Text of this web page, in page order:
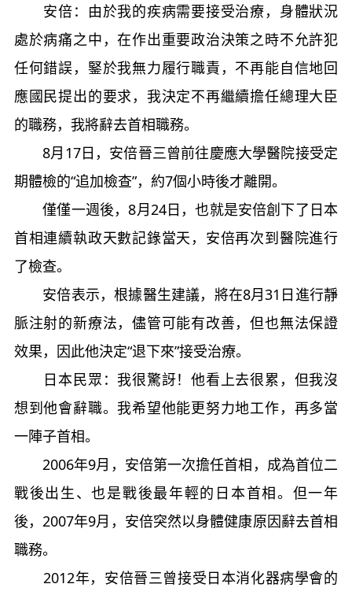
安倍：由於我的疾病需要接受治療，身體狀況
處於病痛之中，在作出重要政治決策之時不允許犯
任何錯誤，鋻於我無力履行職責，不再能自信地回
應國民提出的要求，我決定不再繼續擔任總理大臣
的職務，我將辭去首相職務。
8月17日，安倍晉三曾前往慶應大學醫院接受定
期體檢的“追加檢查”，約7個小時後才離開。
僅僅一週後，8月24日，也就是安倍創下了日本
首相連續執政天數記錄當天，安倍再次到醫院進行
了檢查。
安倍表示，根據醫生建議，將在8月31日進行靜
脈注射的新療法，儘管可能有改善，但也無法保證
效果，因此他決定“退下來”接受治療。
日本民眾：我很驚訝！他看上去很累，但我沒
想到他會辭職。我希望他能更努力地工作，再多當
一陣子首相。
2006年9月，安倍第一次擔任首相，成為首位二
戰後出生、也是戰後最年輕的日本首相。但一年
後，2007年9月，安倍突然以身體健康原因辭去首相
職務。
2012年，安倍晉三曾接受日本消化器病學會的